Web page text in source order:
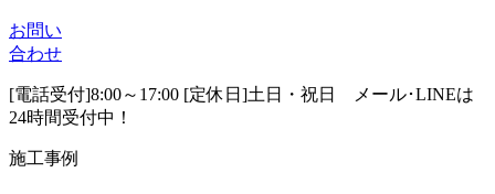
お問い
合わせ
[電話受付]8:00～17:00 [定休日]土日・祝日
メール･LINEは
24時間受付中！
施工事例